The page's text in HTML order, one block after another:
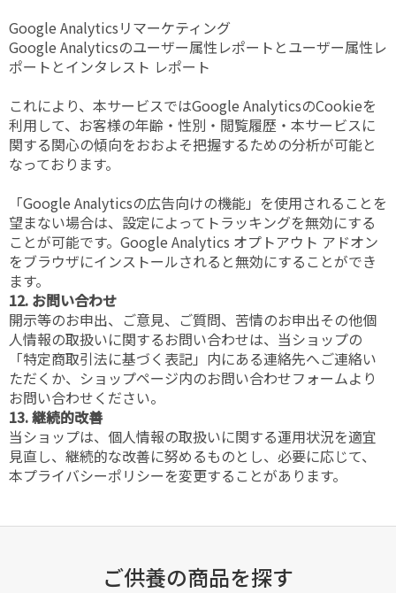
Google Analyticsリマーケティング
Google Analyticsのユーザー属性レポートとユーザー属性レ
ポートとインタレスト レポート
これにより、本サービスではGoogle AnalyticsのCookieを
利用して、お客様の年齢・性別・閲覧履歴・本サービスに
関する関心の傾向をおおよそ把握するための分析が可能と
なっております。
「Google Analyticsの広告向けの機能」を使用されることを
望まない場合は、設定によってトラッキングを無効にする
ことが可能です。Google Analytics オプトアウト アドオン
をブラウザにインストールされると無効にすることができ
ます。
12. お問い合わせ
開示等のお申出、ご意見、ご質問、苦情のお申出その他個
人情報の取扱いに関するお問い合わせは、当ショップの
「特定商取引法に基づく表記」内にある連絡先へご連絡い
ただくか、ショップページ内のお問い合わせフォームより
お問い合わせください。
13. 継続的改善
当ショップは、個人情報の取扱いに関する運用状況を適宜
見直し、継続的な改善に努めるものとし、必要に応じて、
本プライバシーポリシーを変更することがあります。
ご供養の商品を探す